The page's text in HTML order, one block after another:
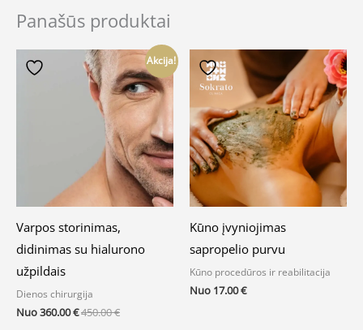
Panašūs produktai
Akcija!
Varpos storinimas,
didinimas su hialurono
užpildais
Dienos chirurgija
Nuo360.00€450.00€
Kūno įvyniojimas
sapropelio purvu
Kūno procedūros ir reabilitacija
Nuo 17.00€